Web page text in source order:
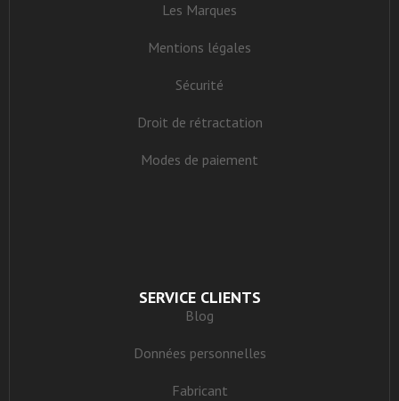
Les Marques
Mentions légales
Sécurité
Droit de rétractation
Modes de paiement
SERVICE CLIENTS
Blog
Données personnelles
Fabricant